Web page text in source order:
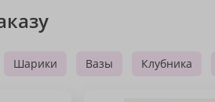
Шарики Вазы Клубника